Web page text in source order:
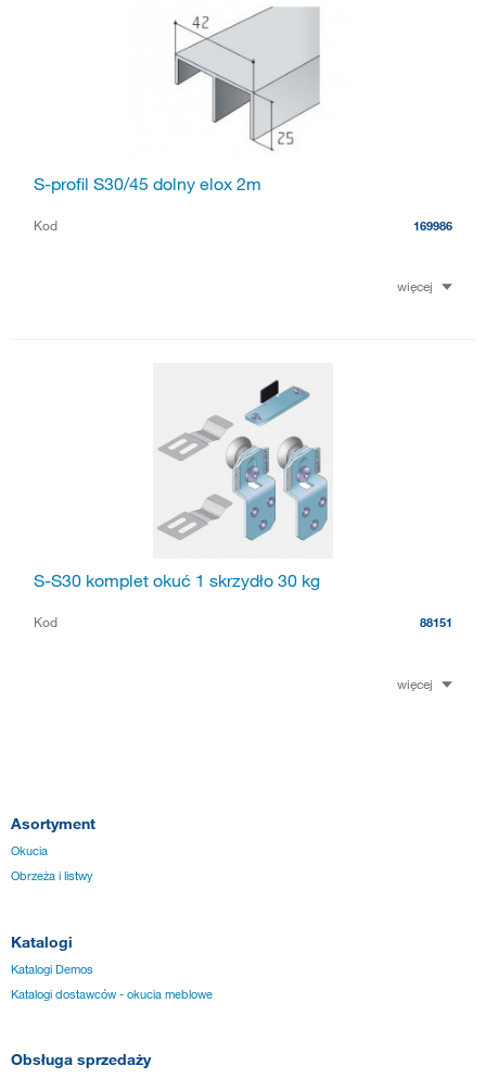
S-profil S30/45 dolny elox 2m
Kod 169986
więcej
S-S30 komplet okuć 1 skrzydło 30 kg
Kod 88151
więcej
Asortyment
Okucia
Obrzeża i listwy
Katalogi
Katalogi Demos
Katalogi dostawców - okucia meblowe
Obsługa sprzedaży